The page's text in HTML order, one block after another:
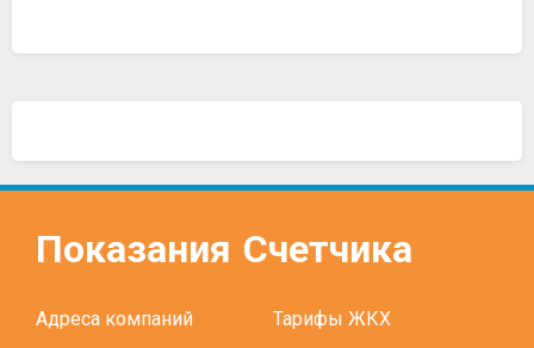
Показания Счетчика
Адреса компаний
Тарифы ЖКХ